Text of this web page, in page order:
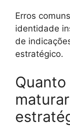
Erros
identidade
de
estratégico.